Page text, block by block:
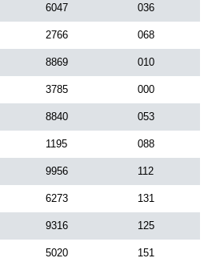
6047 036
2766 068
8869 010
3785 000
8840 053
1195 088
9956 112
6273 131
9316 125
5020 151